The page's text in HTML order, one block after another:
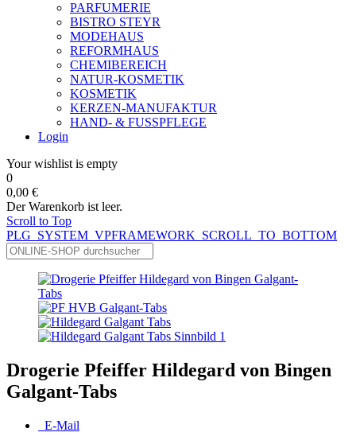
PARFUMERIE
BISTRO STEYR
MODEHAUS
REFORMHAUS
CHEMIBEREICH
NATUR-KOSMETIK
KOSMETIK
KERZEN-MANUFAKTUR
HAND- & FUSSPFLEGE
Login
Your wishlist is empty
0
0,00 €
Der Warenkorb ist leer.
Scroll to Top
PLG_SYSTEM_VPFRAMEWORK_SCROLL_TO_BOTTOM
Drogerie Pfeiffer Hildegard von Bingen
Galgant-Tabs
E-Mail